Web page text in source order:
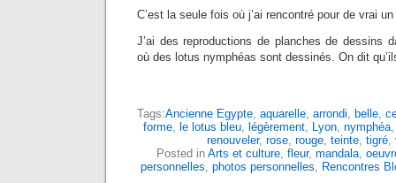
C’est la seule fois où j’ai rencontré pour de vrai
J’ai des reproductions de planches de dessins
où des lotus nymphéas sont dessinés. On dit
Tags:Ancienne Egypte, aquarelle, arrondi, belle,
forme, le lotus bleu, légèrement, Lyon, nymphéa
renouveler, rose, rouge, teinte, tigré,
Posted in Arts et culture, fleur, mandala,
personnelles, photos personnelles, Rencontres